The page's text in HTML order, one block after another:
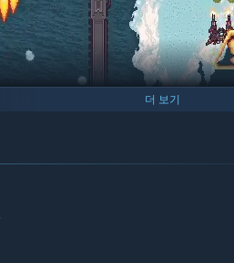
한 개성있는 영웅들을 선택 가능! 2인
택 가능합니다.
더 보기